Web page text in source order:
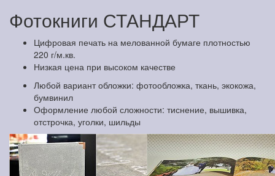
Фотокниги СТАНДАРТ
Цифровая печать на мелованной бумаге плотностью
220 г/м.кв.
Низкая цена при высоком качестве
Любой вариант обложки: фотообложка, ткань, экокожа,
бумвинил
Оформление любой сложности: тиснение, вышивка,
отстрочка, уголки, шильды